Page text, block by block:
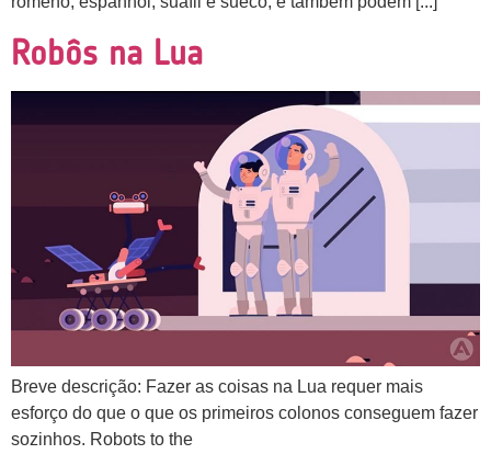
Robôs na Lua
Breve descrição: Fazer as coisas na Lua requer mais
esforço do que o que os primeiros colonos conseguem fazer
sozinhos. Robots to the